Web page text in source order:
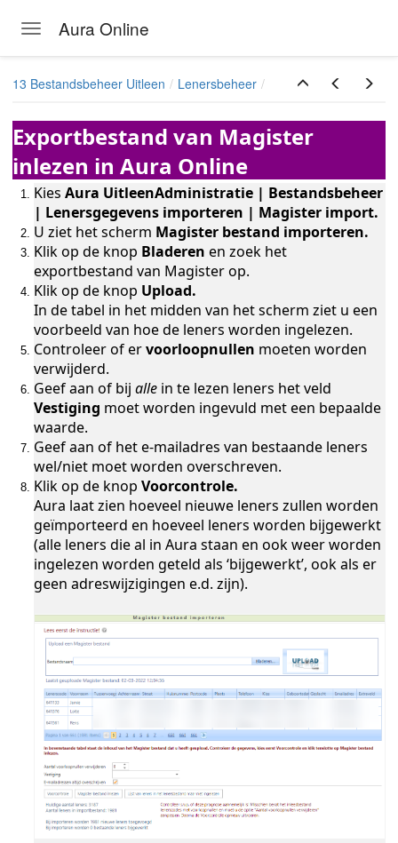
Toggle navigation
Aura Online
13 Bestandsbeheer Uitleen Lenersbeheer
Exportbestand van Magister
inlezen in Aura Online
Kies Aura UitleenAdministratie | Bestandsbeheer
| Lenersgegevens importeren | Magister import.
U ziet het scherm Magister bestand importeren.
Klik op de knop Bladeren en zoek het
exportbestand van Magister op.
Klik op de knop Upload.
In de tabel in het midden van het scherm ziet u een
voorbeeld van hoe de leners worden ingelezen.
Controleer of ervoorloopnullen moeten worden
verwijderd.
Geef aan of bij alle in te lezen leners het veld
Vestiging moet worden ingevuld met een bepaalde
waarde.
Geef aan of het e-mailadres van bestaande leners
wel/niet moet worden overschreven.
Klik op de knop Voorcontrole.
Aura laat zien hoeveel nieuwe leners zullen worden
geïmporteerd en hoeveel leners worden bijgewerkt
(alle leners die al in Aura staan en ook weer worden
ingelezen worden geteld als ‘bijgewerkt’, ook als er
geen adreswijzigingen e.d. zijn).